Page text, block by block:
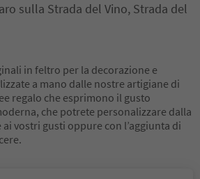
sulla Strada del Vino, Strada del
in feltro per la decorazione e
a mano dalle nostre artigiane di
regalo che esprimono il gusto
che potrete personalizzare dalla
vostri gusti oppure con l’aggiunta di